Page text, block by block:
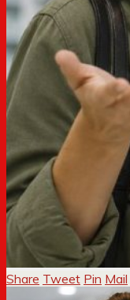
Share Tweet Pin Mail